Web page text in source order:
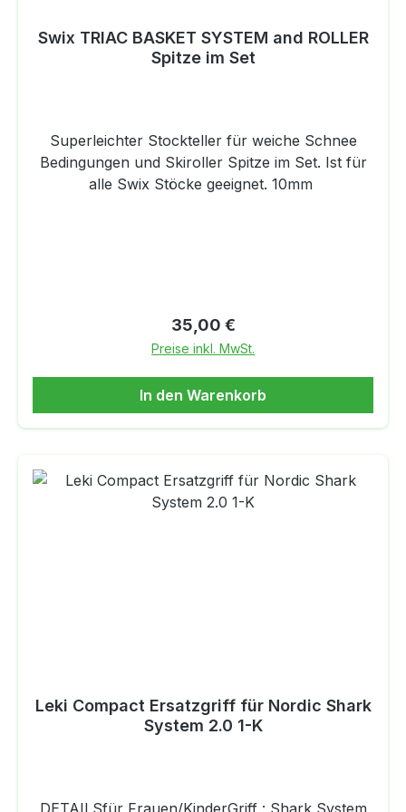
Swix TRIAC BASKET SYSTEM and ROLLER
Spitze im Set
Superleichter Stockteller für weiche Schnee
Bedingungen und Skiroller Spitze im Set. Ist für
alle Swix Stöcke geeignet. 10mm
Regulärer Preis:
35,00 €
Preise inkl. MwSt.
In den Warenkorb
Leki Compact Ersatzgriff für Nordic Shark
System 2.0 1-K